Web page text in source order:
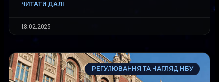
ЧИТАТИ ДАЛІ
18.02.2025
РЕГУЛЮВАННЯ ТА НАГЛЯД НБУ